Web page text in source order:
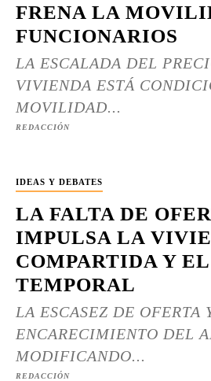
FRENA LA
FUNCIONARIOS
LA ESCALADA DEL
VIVIENDA ESTÁ
MOVILIDAD...
REDACCIÓN
IDEAS Y DEBATES
LA FALTA DE
IMPULSA LA
COMPARTIDA Y
TEMPORAL
LA ESCASEZ DE OFERTA
ENCARECIMIENTO DEL
MODIFICANDO...
REDACCIÓN